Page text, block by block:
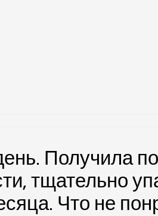
Получила
тщательно
Что не